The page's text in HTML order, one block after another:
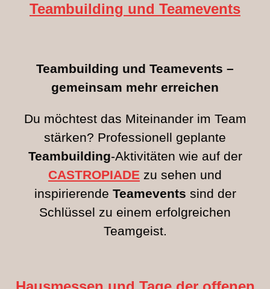
Teambuilding und Teamevents
Teambuilding und Teamevents –
gemeinsam mehr erreichen
Du möchtest das Miteinander im Team
stärken? Professionell geplante
Teambuilding-Aktivitäten wie auf der
CASTROPIADE zu sehen und
inspirierende Teamevents sind der
Schlüssel zu einem erfolgreichen
Teamgeist.